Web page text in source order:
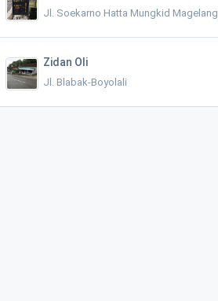
Jl. Soekarno Hatta Mungkid Magelang
Zidan Oli
Jl. Blabak-Boyolali